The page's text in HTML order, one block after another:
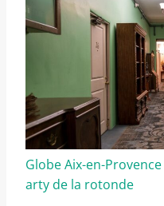
Globe Aix-en-
arty de la rotonde